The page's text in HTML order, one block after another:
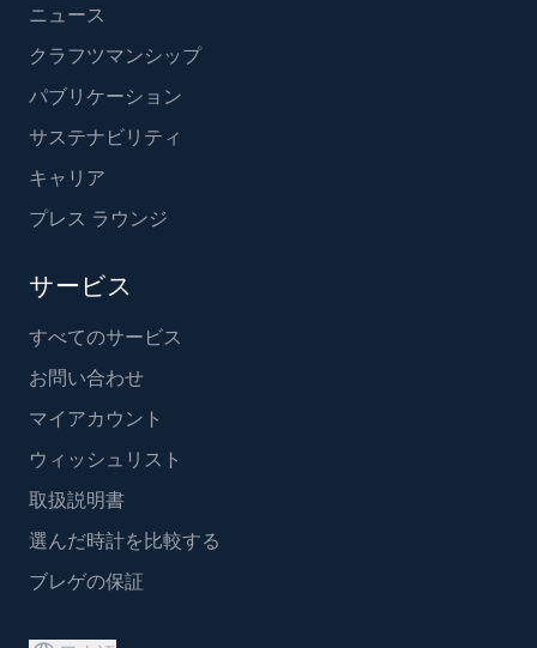
ニュース
クラフツマンシップ
パブリケーション
サステナビリティ
キャリア
プレス ラウンジ
サービス
すべてのサービス
お問い合わせ
マイアカウント
ウィッシュリスト
取扱説明書
選んだ時計を比較する
ブレゲの保証